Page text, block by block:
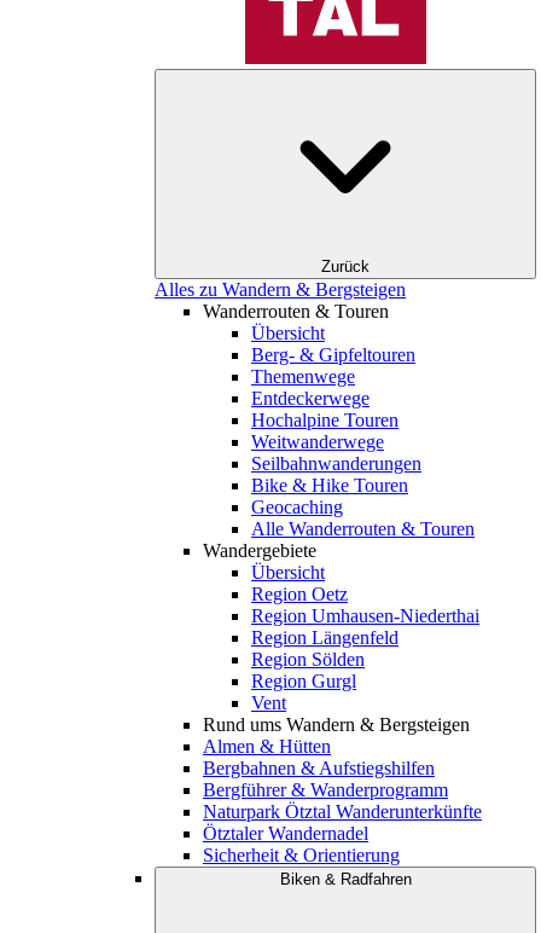
Zurück
Alles zu Wandern & Bergsteigen
Wanderrouten & Touren
Übersicht
Berg- & Gipfeltouren
Themenwege
Entdeckerwege
Hochalpine Touren
Weitwanderwege
Seilbahnwanderungen
Bike & Hike Touren
Geocaching
Alle Wanderrouten & Touren
Wandergebiete
Übersicht
Region Oetz
Region Umhausen-Niederthai
Region Längenfeld
Region Sölden
Region Gurgl
Vent
Rund ums Wandern & Bergsteigen
Almen & Hütten
Bergbahnen & Aufstiegshilfen
Bergführer & Wanderprogramm
Naturpark Ötztal Wanderunterkünfte
Ötztaler Wandernadel
Sicherheit & Orientierung
Biken & Radfahren